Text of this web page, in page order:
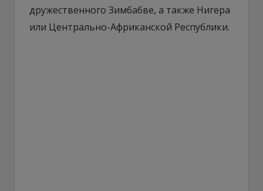
дружественного Зимбабве, а также Нигера
или Центрально-Африканской Республики.